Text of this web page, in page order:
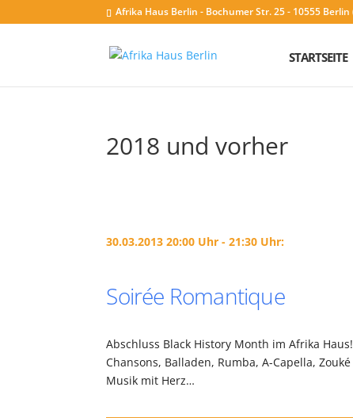
Afrika Haus Berlin - Bochumer Str. 25 - 10555
STARTSEITE
2018 und vorher
30.03.2013 20:00 Uhr - 21:30 Uhr:
Soirée Romantique
Abschluss Black History Month im Afrika
Chansons, Balladen, Rumba, A-Capella,
Musik mit Herz…